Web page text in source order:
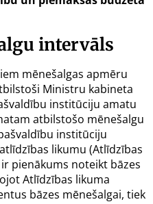
intervāls
mēnešalgas apmēru
Ministru kabineta
institūciju amatu
atbilstošo mēnešalgu
institūciju
likumu (Atlīdzības
pienākums noteikt bāzes
Atlīdzības likuma
bāzes mēnešalgai, tiek